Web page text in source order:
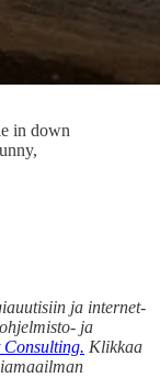
in down
ja internet-
ja
Consulting. Klikkaa